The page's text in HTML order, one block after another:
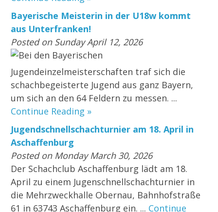
Bayerische Meisterin in der U18w kommt
aus Unterfranken!
Posted on Sunday April 12, 2026
Bei den Bayerischen
Jugendeinzelmeisterschaften traf sich die
schachbegeisterte Jugend aus ganz Bayern,
um sich an den 64 Feldern zu messen. ...
Continue Reading »
Jugendschnellschachturnier am 18. April in
Aschaffenburg
Posted on Monday March 30, 2026
Der Schachclub Aschaffenburg lädt am 18.
April zu einem Jugenschnellschachturnier in
die Mehrzweckhalle Obernau, Bahnhofstraße
61 in 63743 Aschaffenburg ein. ... Continue